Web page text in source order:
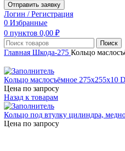
Отправить заявку
Логин / Регистрация
0 Избранные
0 пунктов 0,00 ₽
Поиск
Главная Шкода-275 Кольцо
Кольцо маслосъёмное 275х255х10
Цена по запросу
Назад к товарам
Кольцо под втулку цилиндра,
Цена по запросу